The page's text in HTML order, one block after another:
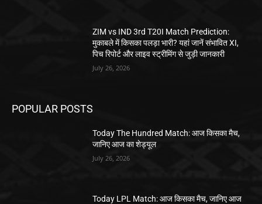
ZIM vs IND 3rd T20I Match Prediction:
मुकाबले में किसका पलड़ा भारी? यहां जानें संभावित XI,
पिच रिपोर्ट और लाइव स्ट्रीमिंग से जुड़ी जानकारी
July 26, 2026
POPULAR POSTS
Today The Hundred Match: आज किसका मैच,
जानिए आज का शेड्यूल
July 26, 2026
Today LPL Match: आज किसका मैच, जानिए आज